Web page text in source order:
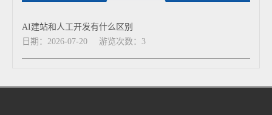
AI建站和人工开发有什么区别
日期：2026-07-20
游览次数：3